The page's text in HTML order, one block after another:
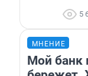
5
МНЕНИЕ
Мой банк